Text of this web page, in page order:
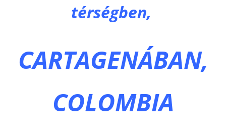
térségben,
CARTAGENÁBAN,
COLOMBIA